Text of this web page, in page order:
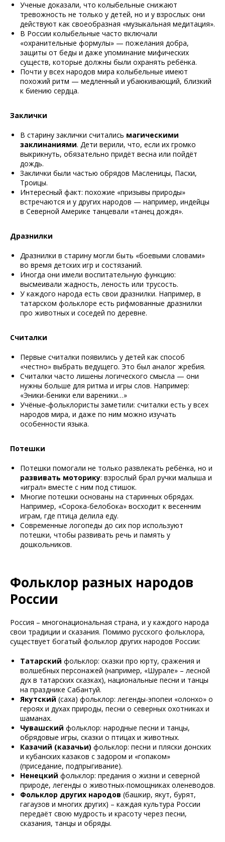
Ученые доказали, что колыбельные снижают
тревожность не только у детей, но и у взрослых: они
действуют как своеобразная «музыкальная медитация».
В России колыбельные часто включали
«охранительные формулы» — пожелания добра,
защиты от беды и даже упоминание мифических
существ, которые должны были охранять ребёнка.
Почти у всех народов мира колыбельные имеют
похожий ритм — медленный и убаюкивающий, близкий
к биению сердца.
Заклички
В старину заклички считались магическими
заклинаниями. Дети верили, что, если их громко
выкрикнуть, обязательно придёт весна или пойдёт
дождь.
Заклички были частью обрядов Масленицы, Пасхи,
Троицы.
Интересный факт: похожие «призывы природы»
встречаются и у других народов — например, индейцы
в Северной Америке танцевали «танец дождя».
Дразнилки
Дразнилки в старину могли быть «боевыми словами»
во время детских игр и состязаний.
Иногда они имели воспитательную функцию:
высмеивали жадность, леность или трусость.
У каждого народа есть свои дразнилки. Например, в
татарском фольклоре есть рифмованные дразнилки
про животных и соседей по деревне.
Считалки
Первые считалки появились у детей как способ
«честно» выбрать ведущего. Это был аналог жребия.
Считалки часто лишены логического смысла — они
нужны больше для ритма и игры слов. Например:
«Эники-беники ели вареники…»
Учёные-фольклористы заметили: считалки есть у всех
народов мира, и даже по ним можно изучать
особенности языка.
Потешки
Потешки помогали не только развлекать ребёнка, но и
развивать моторику: взрослый брал ручки малыша и
«играл» вместе с ним под стишок.
Многие потешки основаны на старинных обрядах.
Например, «Сорока-белобока» восходит к весенним
играм, где птица делила еду.
Современные логопеды до сих пор используют
потешки, чтобы развивать речь и память у
дошкольников.
Фольклор разных народов
России
Россия – многонациональная страна, и у каждого народа
свои традиции и сказания. Помимо русского фольклора,
существует богатый фольклор других народов России:
Татарский фольклор: сказки про юрту, сражения и
волшебных персонажей (например, «Шурале» – лесной
дух в татарских сказках), национальные песни и танцы
на празднике Сабантуй.
Якутский (саха) фольклор: легенды-эпопеи «олонхо» о
героях и духах природы, песни о северных охотниках и
шаманах.
Чувашский фольклор: народные песни и танцы,
обрядовые игры, сказки о птицах и животных.
Казачий (казачьи) фольклор: песни и пляски донских
и кубанских казаков с задором и «гопаком»
(приседание, подпрыгивание).
Ненецкий фольклор: предания о жизни и северной
природе, легенды о животных-помощниках оленеводов.
Фольклор других народов (башкир, якут, бурят,
гагаузов и многих других) – каждая культура России
передаёт свою мудрость и красоту через песни,
сказания, танцы и обряды.
Подпишитесь на нашу группу ВК